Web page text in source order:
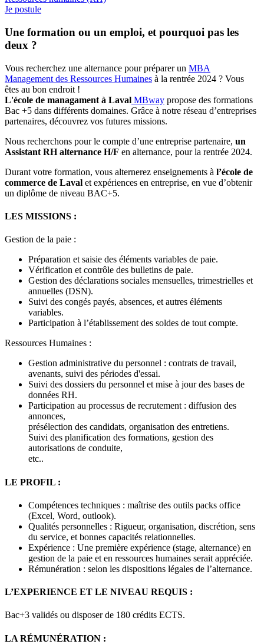
Je postule
Une formation ou un emploi, et pourquoi pas les
deux ?
Vous recherchez une alternance pour préparer un MBA
Management des Ressources Humaines à la rentrée 2024 ? Vous
êtes au bon endroit !
L'école de managament à Laval MBway propose des formations
Bac +5 dans différents domaines. Grâce à notre réseau d’entreprises
partenaires, découvrez vos futures missions.
Nous recherchons pour le compte d’une entreprise partenaire, un
Assistant RH alternance H/F en alternance, pour la rentrée 2024.
Durant votre formation, vous alternerez enseignements à l’école de
commerce de Laval et expériences en entreprise, en vue d’obtenir
un diplôme de niveau BAC+5.
LES MISSIONS :
Gestion de la paie :
Préparation et saisie des éléments variables de paie.
Vérification et contrôle des bulletins de paie.
Gestion des déclarations sociales mensuelles, trimestrielles et
annuelles (DSN).
Suivi des congés payés, absences, et autres éléments
variables.
Participation à l’établissement des soldes de tout compte.
Ressources Humaines :
Gestion administrative du personnel : contrats de travail,
avenants, suivi des périodes d'essai.
Suivi des dossiers du personnel et mise à jour des bases de
données RH.
Participation au processus de recrutement : diffusion des
annonces,
présélection des candidats, organisation des entretiens.
Suivi des planification des formations, gestion des
autorisations de conduite,
etc..
LE PROFIL :
Compétences techniques : maîtrise des outils packs office
(Excel, Word, outlook).
Qualités personnelles : Rigueur, organisation, discrétion, sens
du service, et bonnes capacités relationnelles.
Expérience : Une première expérience (stage, alternance) en
gestion de la paie et en ressources humaines serait appréciée.
Rémunération : selon les dispositions légales de l’alternance.
L’EXPERIENCE ET LE NIVEAU REQUIS :
Bac+3 validés ou disposer de 180 crédits ECTS.
LA RÉMUNÉRATION :